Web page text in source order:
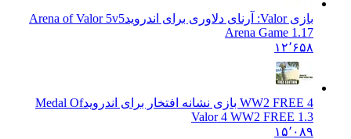
بازی Valor: آرنای دلاوری برای اندروید
Arena of Valor 5v5
Arena Game 1.17
۱۲٬۶۵۸
4 WW2 FREE بازی نشانه افتخار برای اندروید
Medal Of
Valor 4 WW2 FREE 1.3
۱۵٬۰۸۹